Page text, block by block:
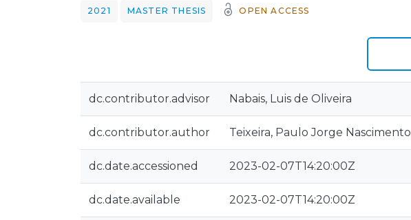
2021 MASTER THESIS OPEN ACCESS
dc.contributor.advisor Nabais, Luis de Oliveira
dc.contributor.author Teixeira, Paulo Jorge Nascimento
dc.date.accessioned 2023-02-07T14:20:00Z
dc.date.available 2023-02-07T14:20:00Z